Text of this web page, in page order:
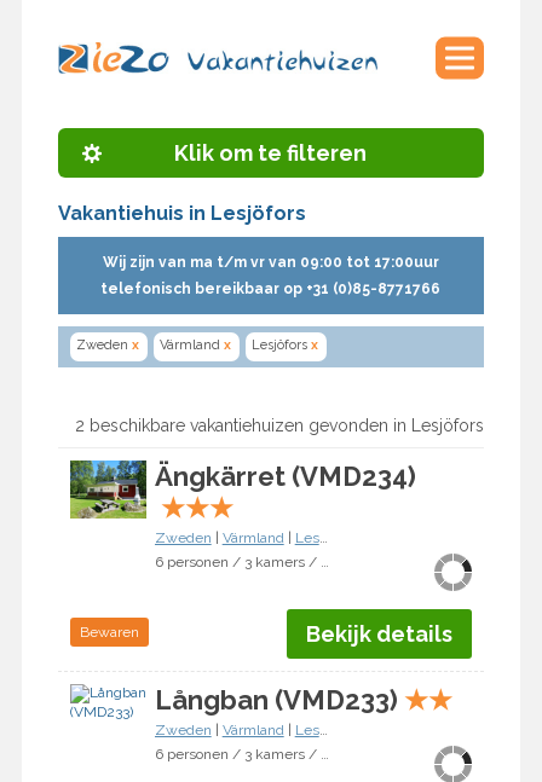
Klik om te filteren
Vakantiehuis in Lesjöfors
Wij zijn van ma t/m vr van 09:00 tot 17:00uur
telefonisch bereikbaar op +31 (0)85-8771766
Zweden x Värmland x Lesjöfors x
2 beschikbare vakantiehuizen gevonden in Lesjöfors
Ängkärret (VMD234)
★★★
Zweden Värmland| Lesjöfors
6 personen / 3 kamers / 2 slaapkamers
Bewaren Bekijk details
Långban (VMD233) ★★
Zweden Värmland| Lesjöfors
6 personen / 3 kamers / 1 slaapkamer